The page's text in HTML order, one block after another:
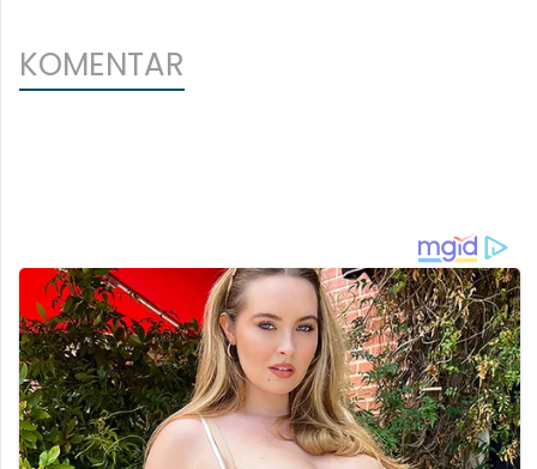
KOMENTAR